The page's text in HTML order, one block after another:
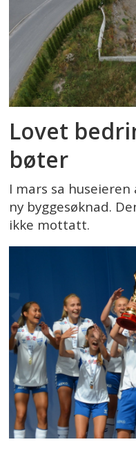
Lovet
bøter
I mars sa
ny byggesøknad.
ikke mottatt.